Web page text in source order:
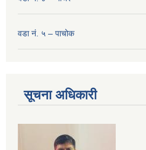
वडा नं. ५ – पाचोक
सूचना अधिकारी